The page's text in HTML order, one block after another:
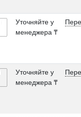
Уточняйте у
менеджера ₸
Уточняйте у
менеджера ₸